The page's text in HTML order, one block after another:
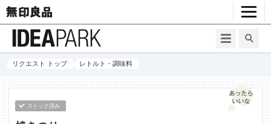
リクエスト トップ レトルト・調味料
ストック済み